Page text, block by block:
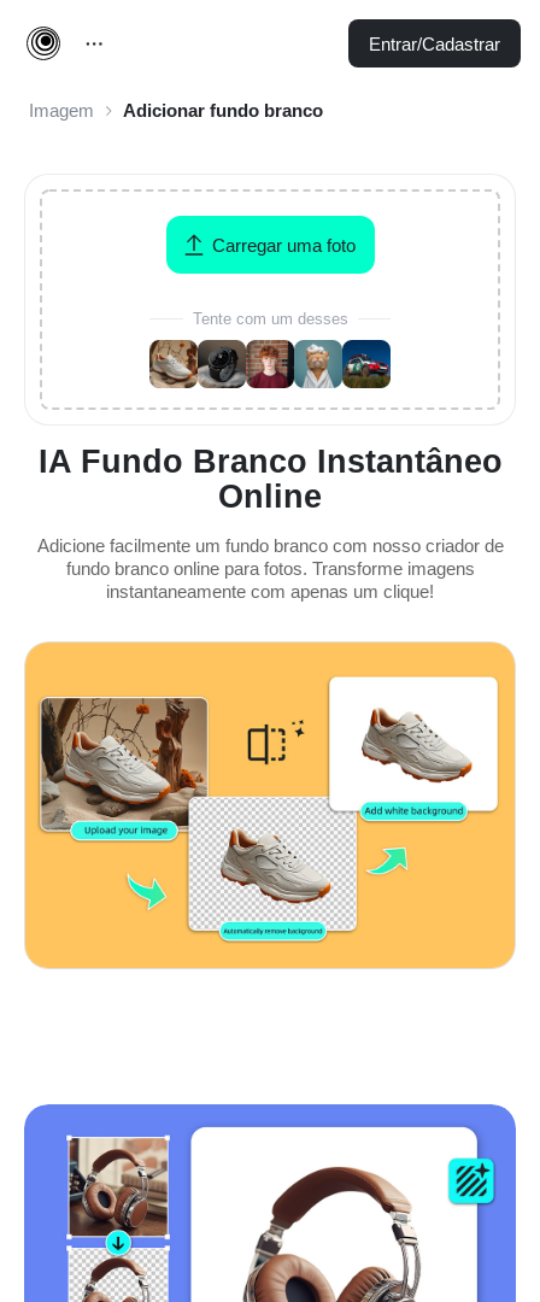
Entrar/Cadastrar
Imagem Adicionar fundo branco
IA Fundo Branco Instantâneo
Online
Adicione facilmente um fundo branco com nosso criador de
fundo branco online para fotos. Transforme imagens
instantaneamente com apenas um clique!
Carregar uma foto
Tente com um desses